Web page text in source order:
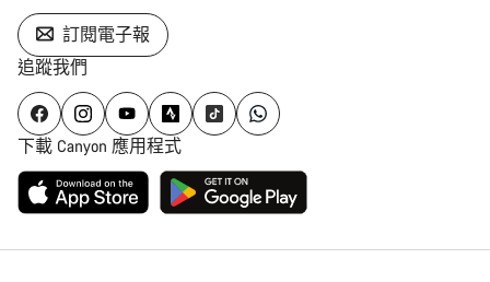
訂閱電子報
追蹤我們
下載 Canyon 應用程式